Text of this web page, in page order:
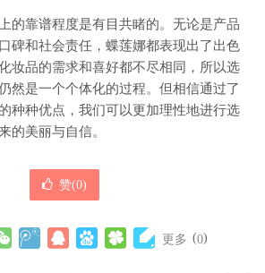
的靠谱程度是有目共睹的。无论是产品
碑和社会责任，蝶莲娜都表现出了出色
妆品的需求和喜好都不尽相同，所以选
然是一个个体化的过程。但相信通过了
种种优点，我们可以更加理性地进行选
的美丽与自信。
赞(0)
更多 (0)